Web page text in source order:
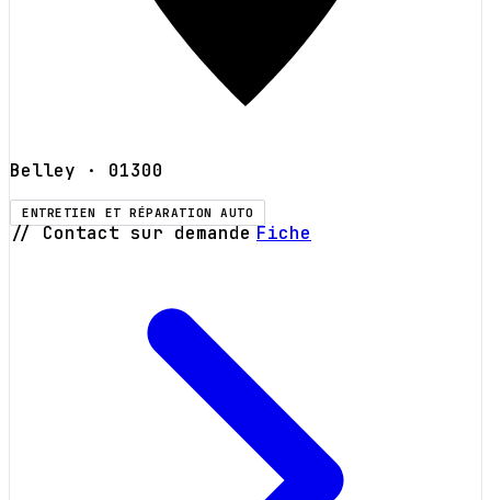
Belley · 01300
ENTRETIEN ET RÉPARATION AUTO
// Contact sur demande Fiche